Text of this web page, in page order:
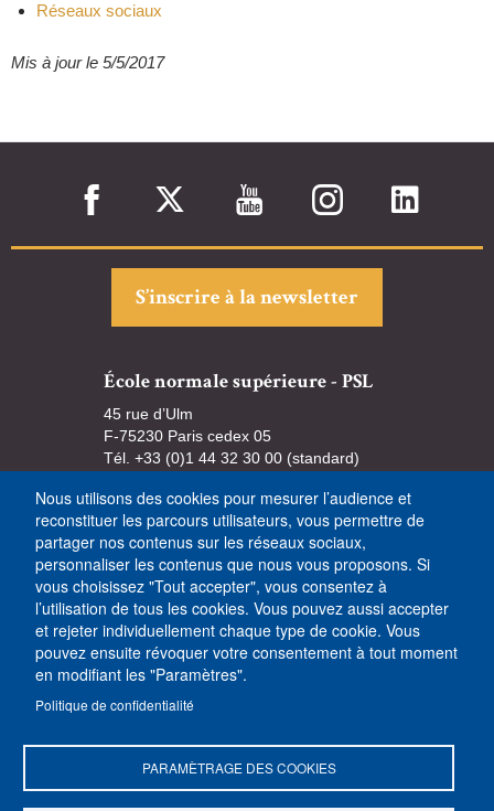
Réseaux sociaux
Mis à jour le 5/5/2017
S’inscrire à la newsletter
École normale supérieure - PSL
45 rue d’Ulm
F-75230 Paris cedex 05
Tél. +33 (0)1 44 32 30 00 (standard)
Nous utilisons des cookies pour mesurer l’audience et
reconstituer les parcours utilisateurs, vous permettre de
partager nos contenus sur les réseaux sociaux,
personnaliser les contenus que nous vous proposons. Si
vous choisissez "Tout accepter", vous consentez à
l’utilisation de tous les cookies. Vous pouvez aussi accepter
et rejeter individuellement chaque type de cookie. Vous
pouvez ensuite révoquer votre consentement à tout moment
en modifiant les "Paramètres".
Politique de confidentialité
PARAMÈTRAGE DES COOKIES